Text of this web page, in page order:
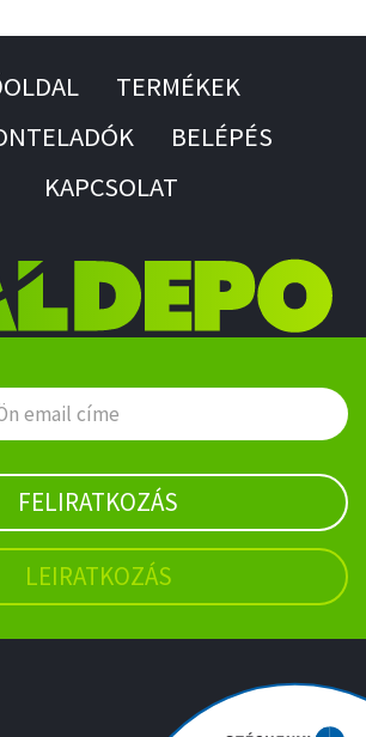
TERMÉKEK
BELÉPÉS
KAPCSOLAT
FELIRATKOZÁS
LEIRATKOZÁS